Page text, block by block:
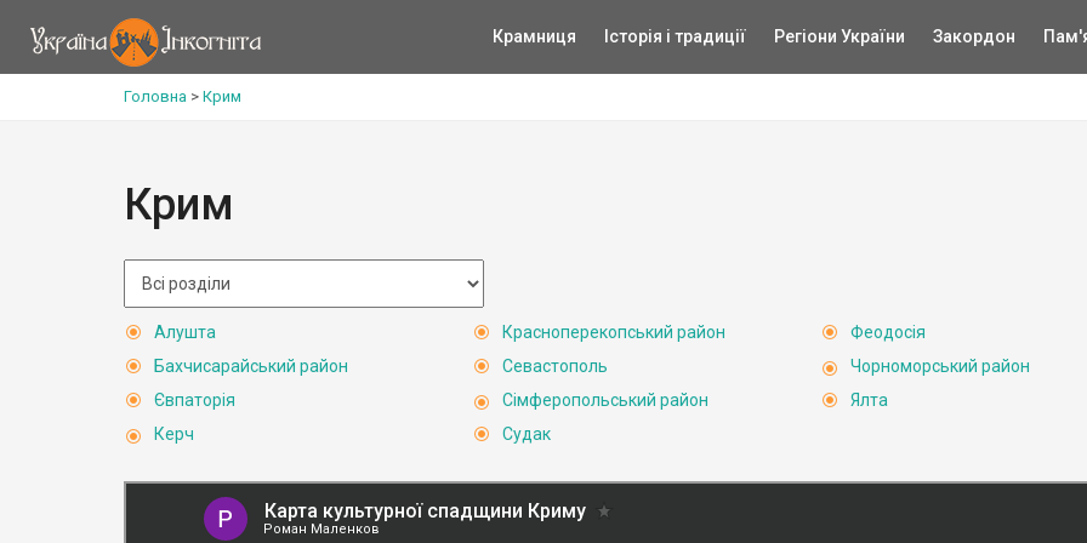
Крамниця Історія і традиції Регіони України Закордон
Головна > Крим
Крим
Алушта
Бахчисарайський район
Євпаторія
Керч
Красноперекопський район
Севастополь
Сімферопольський район
Судак
Феодосія
Чорноморський район
Ялта